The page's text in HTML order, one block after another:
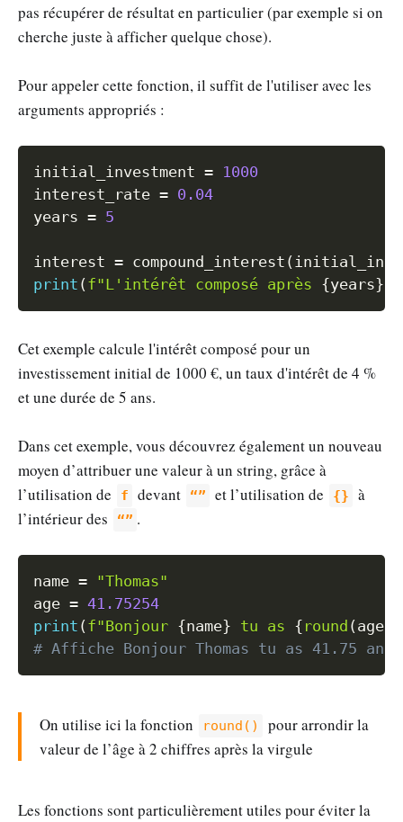
pas récupérer de résultat en particulier (par exemple si on
cherche juste à afficher quelque chose).
Pour appeler cette fonction, il suffit de l'utiliser avec les
arguments appropriés :
initial_investment = 1000
interest_rate = 0.04
years = 5
interest = compound_interest (
print (f"L'intérêt composé après {years}
Cet exemple calcule l'intérêt composé pour un
investissement initial de 1000 €, un taux d'intérêt de 4 %
et une durée de 5 ans.
Dans cet exemple, vous découvrez également un nouveau
moyen d’attribuer une valeur à un string, grâce à
l’utilisation de
f devant “” et l’utilisation de {}
à
l’intérieur des
“” .
name = "Thomas"
age = 41.75254
print (f"Bonjour {name} tu as { round (age
# Affiche Bonjour Thomas tu as 41.75 ans
On utilise ici la fonction round()
pour arrondir la
valeur de l’âge à 2 chiffres après la virgule
Les fonctions sont particulièrement utiles pour éviter la